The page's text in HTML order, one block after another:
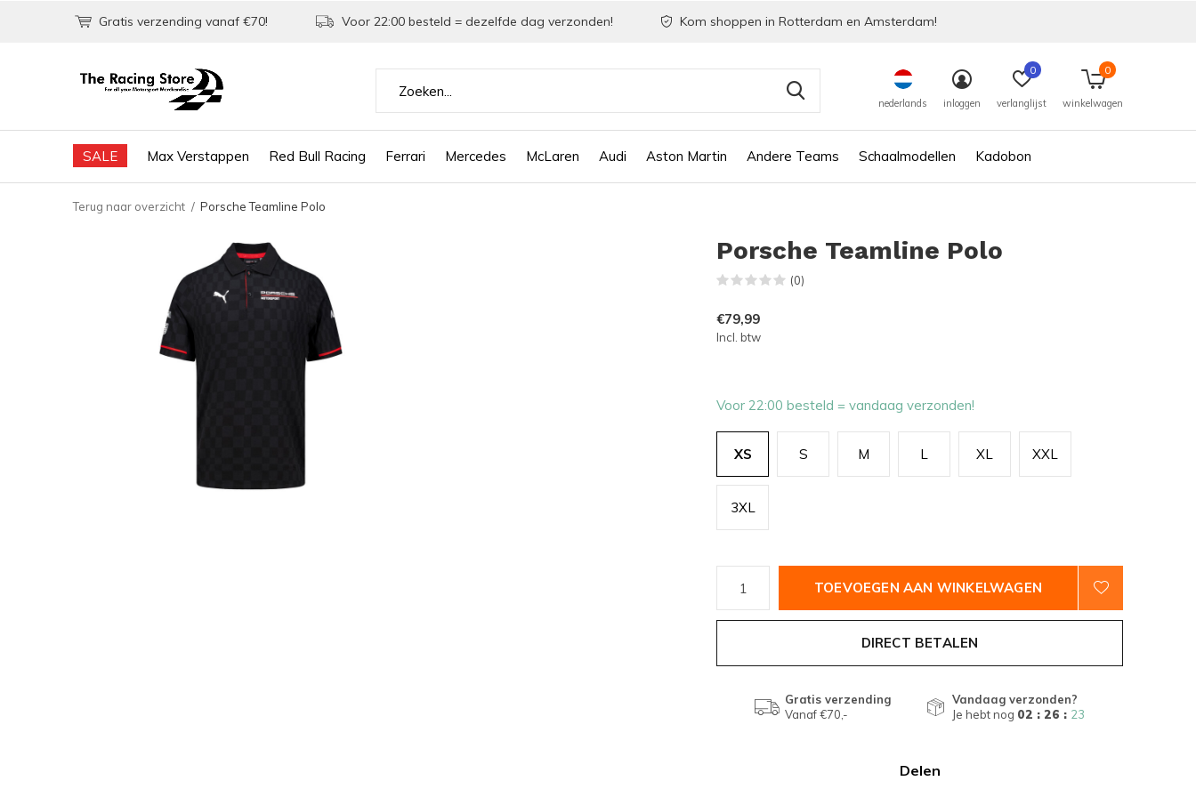
SALE Max Verstappen Red Bull Racing Ferrari Mercedes McLaren Audi Aston Martin Andere Teams Schaalmodellen Kadobon
nederlands inloggen verlanglijst
0
winkelwagen
0
Gratis verzending vanaf €70! Voor 22:00 besteld = dezelfde dag verzonden! Kom shoppen in Rotterdam en Amsterdam!
Terug naar overzicht Porsche Teamline Polo
Porsche Teamline Polo
(0)
€79,99
Incl. btw
Voor 22:00 besteld = vandaag verzonden!
XS S M L XL XXL
3XL
TOEVOEGEN AAN WINKELWAGEN
DIRECT BETALEN
Gratis verzending
Vanaf €70,-
Vandaag verzonden?
Je hebt nog 02 : 26 : 22
Delen